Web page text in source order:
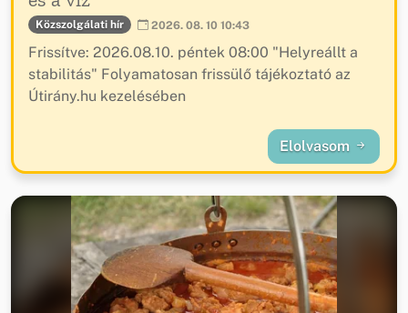
Közszolgálati hír 2026. 08. 10 10:43
Frissítve: 2026.08.10. péntek 08:00 "Helyreállt a
stabilitás" Folyamatosan frissülő tájékoztató az
Útirány.hu kezelésében
Elolvasom